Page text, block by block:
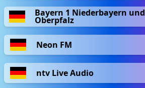
Bayern 1 Niederbayern und
Oberpfalz
Neon FM
ntv Live Audio